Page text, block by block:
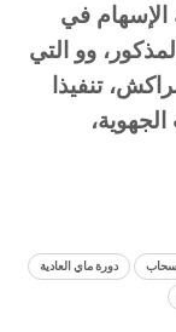
الإسهام في
وو التي
تنفيذا
الجهوية،
دورة ماي العادية